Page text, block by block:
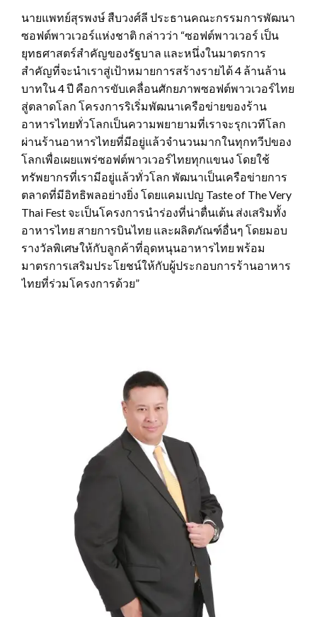
นายแพทย์สุรพงษ์ สืบวงศ์ลี ประธานคณะกรรมการพัฒนา
ซอฟต์พาวเวอร์แห่งชาติ กล่าวว่า “ซอฟต์พาวเวอร์ เป็น
ยุทธศาสตร์สำคัญของรัฐบาล และหนึ่งในมาตรการ
สำคัญที่จะนำเราสู่เป้าหมายการสร้างรายได้ 4 ล้านล้าน
บาทใน 4 ปี คือการขับเคลื่อนศักยภาพซอฟต์พาวเวอร์ไทย
สู่ตลาดโลก โครงการริเริ่มพัฒนาเครือข่ายของร้าน
อาหารไทยทั่วโลกเป็นความพยายามที่เราจะรุกเวทีโลก
ผ่านร้านอาหารไทยที่มีอยู่แล้วจำนวนมากในทุกทวีปของ
โลกเพื่อเผยแพร่ซอฟต์พาวเวอร์ไทยทุกแขนง โดยใช้
ทรัพยากรที่เรามีอยู่แล้วทั่วโลก พัฒนาเป็นเครือข่ายการ
ตลาดที่มีอิทธิพลอย่างยิ่ง โดยแคมเปญ Taste of The Very
Thai Fest จะเป็นโครงการนำร่องที่น่าตื่นเต้น ส่งเสริมทั้ง
อาหารไทย สายการบินไทย และผลิตภัณฑ์อื่นๆ โดยมอบ
รางวัลพิเศษให้กับลูกค้าที่อุดหนุนอาหารไทย พร้อม
มาตรการเสริมประโยชน์ให้กับผู้ประกอบการร้านอาหาร
ไทยที่ร่วมโครงการด้วย”